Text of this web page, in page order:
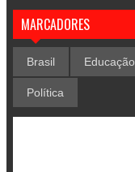
MARCADORES
Brasil Educação
Política